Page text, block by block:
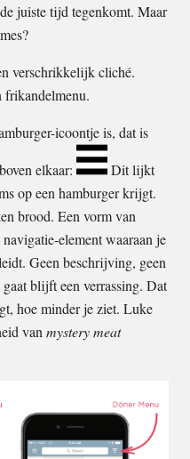
juiste tijd tegenkomt. Maar
verschrikkelijk cliché.
frikandelmenu.
icoontje is, dat is
elkaar:
Dit lijkt
op een hamburger krijgt.
brood. Een vorm van
navigatie-element waaraan je
Geen beschrijving, geen
blijft een verrassing. Dat
hoe minder je ziet. Luke
van mystery meat